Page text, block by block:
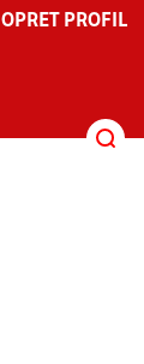
OPRET PROFIL